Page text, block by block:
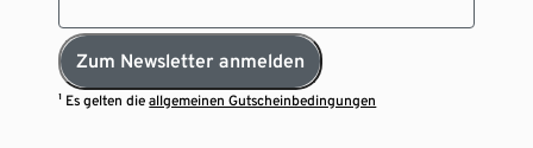
Zum Newsletter anmelden
¹ Es gelten dieallgemeinen Gutscheinbedingungen